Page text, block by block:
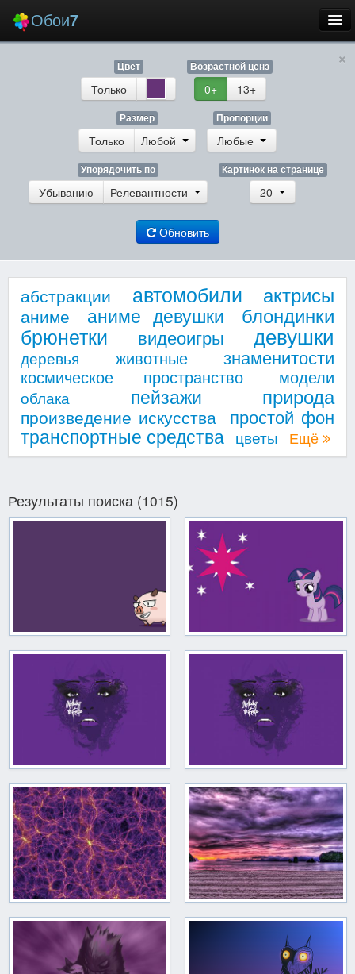
Обои7
Заставки
Вход
×
Цвет
Только
Возрастной ценз
0+ 13+
Размер
Только Любой
Пропорции
Любые
Упорядочить по
Убыванию Релевантности
Картинок на странице
20
Обновить
абстракции автомобили актрисы
аниме аниме девушки блондинки
брюнетки видеоигры девушки
деревья животные знаменитости
космическое пространство модели
облака пейзажи природа
произведение искусства простой фон
транспортные средства цветы Ещё
Результаты поиска (1015)